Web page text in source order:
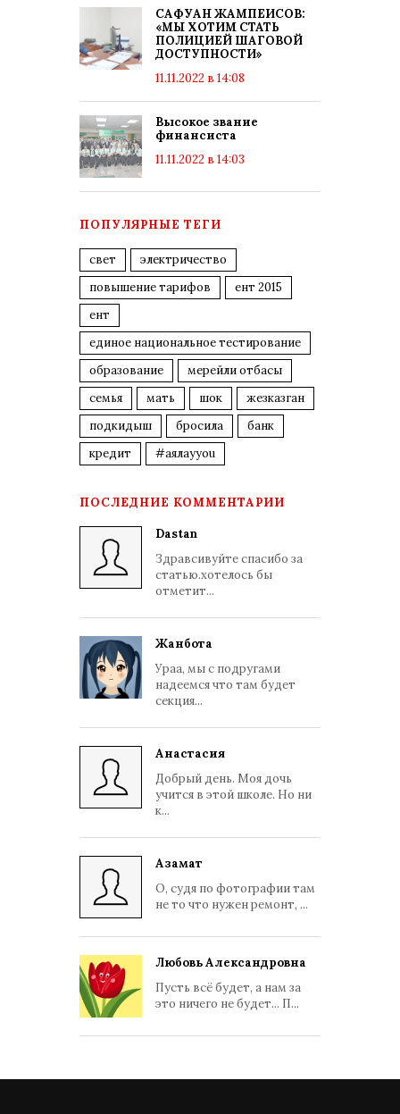
САФУАН ЖАМПЕИСОВ:
«МЫ ХОТИМ СТАТЬ
ПОЛИЦИЕЙ ШАГОВОЙ
ДОСТУПНОСТИ»
11.11.2022 в 14:08
Высокое звание
финансиста
11.11.2022 в 14:03
ПОПУЛЯРНЫЕ ТЕГИ
свет
электричество
повышение тарифов
ент 2015
ент
единое национальное тестирование
образование
мерейли отбасы
семья
мать шок
жезказган
подкидыш
бросила
банк
кредит
#аялауyou
ПОСЛЕДНИЕ КОММЕНТАРИИ
Dastan
Здравсивуйте спасибо за
статью.хотелось бы
отметит...
Жанбота
Ураа, мы с подругами
надеемся что там будет
секция...
Анастасия
Добрый день. Моя дочь
учится в этой школе. Но ни
к...
Азамат
О, судя по фотографии там
не то что нужен ремонт, ...
Любовь Александровна
Пусть всё будет, а нам за
это ничего не будет... П...